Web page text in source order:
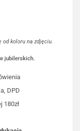
od koloru na zdjęciu.
jubilerskich.
DPD
180zł